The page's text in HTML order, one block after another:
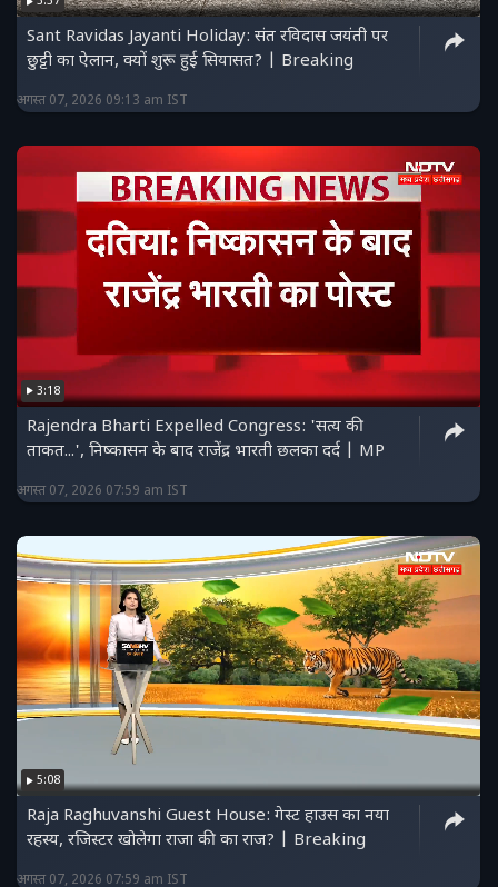
फेसबुक पेज को लाइक करें :
https://www.facebook.com/ndtvmpchhattisgarh/
हमें ट्विटर पर फॉलो करें :
Sant Ravidas Jayanti Holiday: संत रविदास जयंती पर
छुट्टी का ऐलान, क्यों शुरू हुई सियासत? | Breaking
अगस्त 07, 2026 09:13 am IST
3:18
Rajendra Bharti Expelled Congress: 'सत्य की
ताकत...', निष्कासन के बाद राजेंद्र भारती छलका दर्द | MP
अगस्त 07, 2026 07:59 am IST
5:08
Raja Raghuvanshi Guest House: गेस्ट हाउस का नया
रहस्य, रजिस्टर खोलेगा राजा की का राज? | Breaking
अगस्त 07, 2026 07:59 am IST